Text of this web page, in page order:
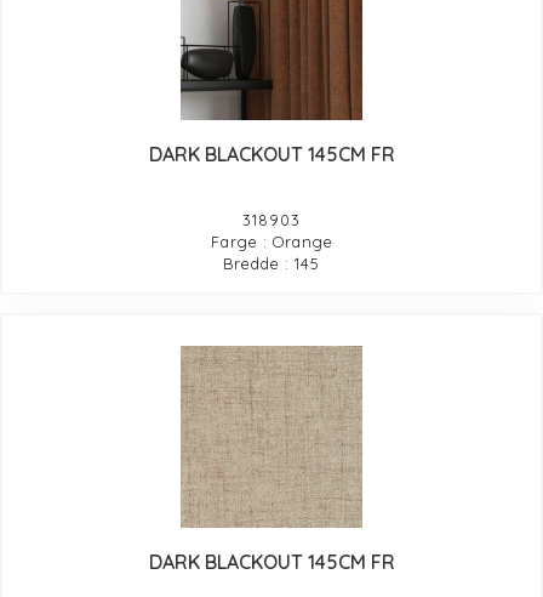
DARK BLACKOUT 145CM FR
318903
Farge : Orange
Bredde : 145
DARK BLACKOUT 145CM FR